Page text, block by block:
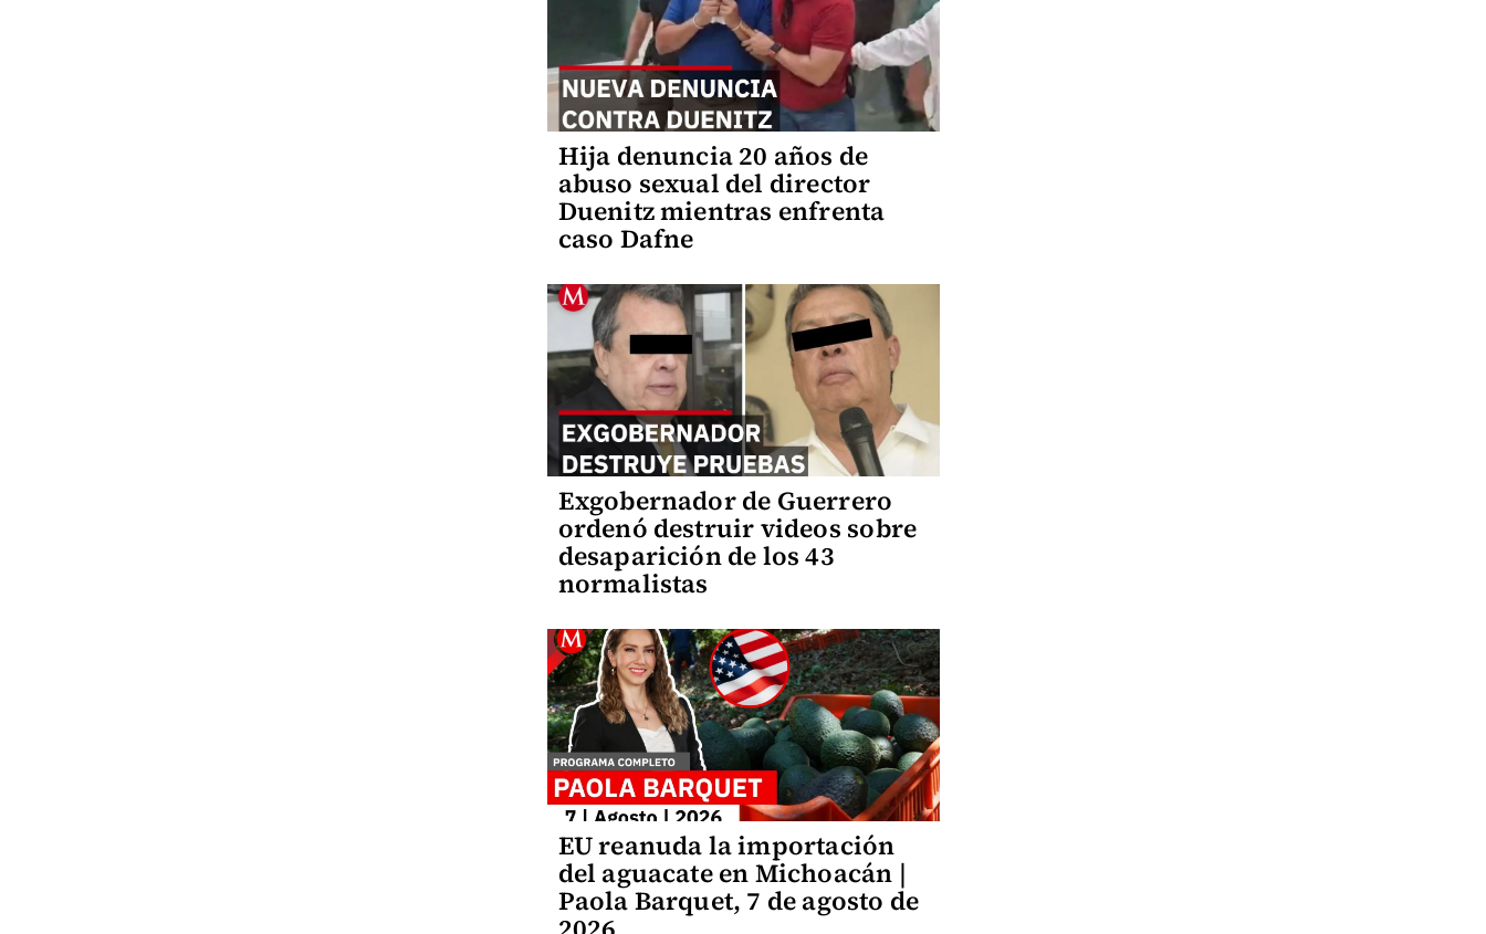
Hija denuncia 20 años de
abuso sexual del director
Duenitz mientras enfrenta
caso Dafne
Exgobernador de Guerrero
ordenó destruir videos sobre
desaparición de los 43
normalistas
EU reanuda la importación
del aguacate en Michoacán |
Paola Barquet, 7 de agosto de